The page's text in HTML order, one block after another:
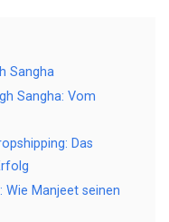
Sangha
Sangha: Vom
Das
Wie Manjeet seinen